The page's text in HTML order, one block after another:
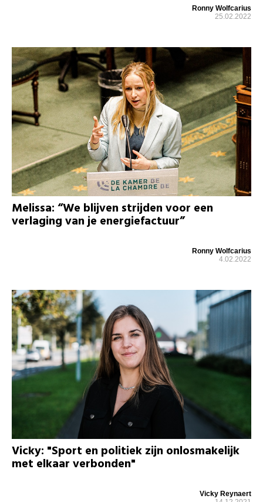
Ronny Wolfcarius
25.02.2022
Melissa: “We blijven strijden voor een
verlaging van je energiefactuur”
Ronny Wolfcarius
4.02.2022
Vicky: "Sport en politiek zijn onlosmakelijk
met elkaar verbonden"
Vicky Reynaert